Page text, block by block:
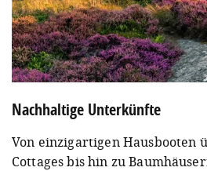
Nachhaltige Unterkünfte
Von einzigartigen Hausbooten
Cottages bis hin zu